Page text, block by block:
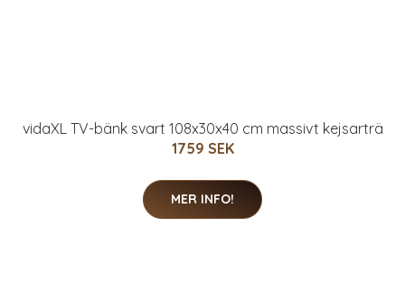
vidaXL TV-bänk svart 108x30x40 cm massivt kejsarträ
1759 SEK
MER INFO!